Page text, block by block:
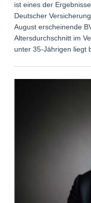
ist eines der
Deutscher
August erscheinende
Altersdurchschnitt im
unter 35-Jährigen liegt